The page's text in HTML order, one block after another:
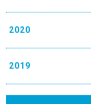
2020
2019